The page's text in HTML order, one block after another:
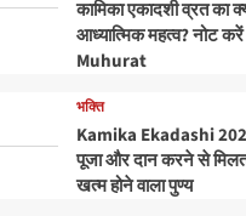
कामिका एकादशी व्रत का
आध्यात्मिक महत्व? नोट
Muhurat
भक्ति
Kamika Ekadashi
पूजा और दान करने से
खत्म होने वाला पुण्य